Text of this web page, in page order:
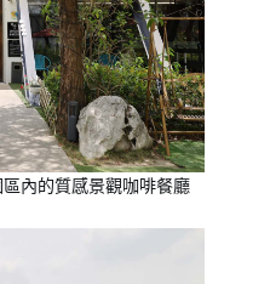
內的質感景觀咖啡餐廳